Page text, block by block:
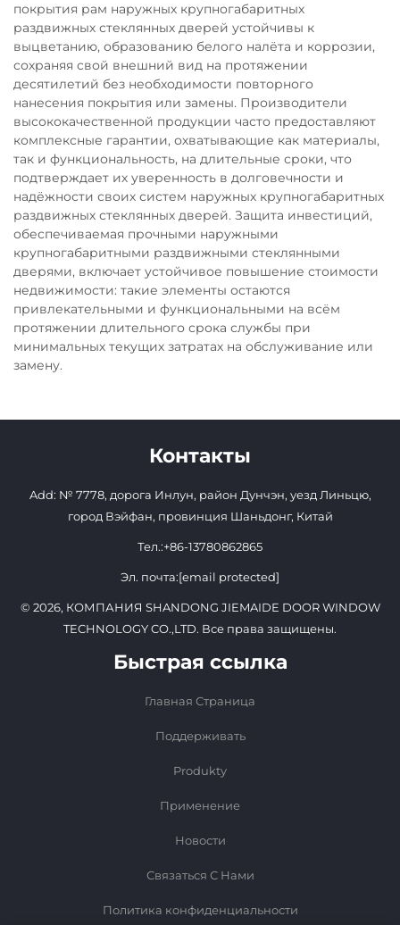
покрытия рам наружных крупногабаритных
раздвижных стеклянных дверей устойчивы к
выцветанию, образованию белого налёта и коррозии,
сохраняя свой внешний вид на протяжении
десятилетий без необходимости повторного
нанесения покрытия или замены. Производители
высококачественной продукции часто предоставляют
комплексные гарантии, охватывающие как материалы,
так и функциональность, на длительные сроки, что
подтверждает их уверенность в долговечности и
надёжности своих систем наружных крупногабаритных
раздвижных стеклянных дверей. Защита инвестиций,
обеспечиваемая прочными наружными
крупногабаритными раздвижными стеклянными
дверями, включает устойчивое повышение стоимости
недвижимости: такие элементы остаются
привлекательными и функциональными на всём
протяжении длительного срока службы при
минимальных текущих затратах на обслуживание или
замену.
Контакты
Add: № 7778, дорога Инлун, район Дунчэн, уезд Линьцю,
город Вэйфан, провинция Шаньдонг, Китай
Тел.:+86-13780862865
Эл. почта:[email protected]
© 2026, КОМПАНИЯ SHANDONG JIEMAIDE DOOR WINDOW
TECHNOLOGY CO.,LTD. Все права защищены.
Быстрая ссылка
Главная Страница
Поддерживать
Produkty
Применение
Новости
Связаться С Нами
Политика конфиденциальности